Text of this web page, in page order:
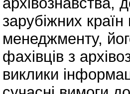
зарубіжних
менеджменту,
фахівців з
виклики